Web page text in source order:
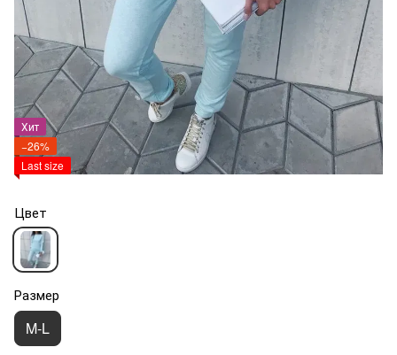
Хит
−26%
Last size
Цвет
Размер
M-L